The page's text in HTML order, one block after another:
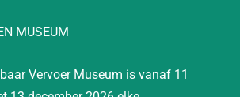
MUSEUM
Vervoer Museum is vanaf 11